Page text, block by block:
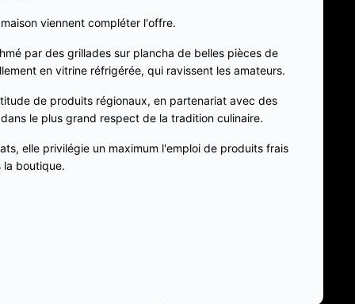
viennent compléter l'offre.
par des grillades sur plancha de belles pièces de
en vitrine réfrigérée, qui ravissent les amateurs.
de produits régionaux, en partenariat avec des
le plus grand respect de la tradition culinaire.
elle privilégie un maximum l'emploi de produits frais
la boutique.